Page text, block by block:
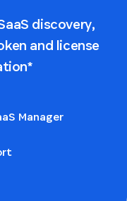
discovery,
and license
Manager